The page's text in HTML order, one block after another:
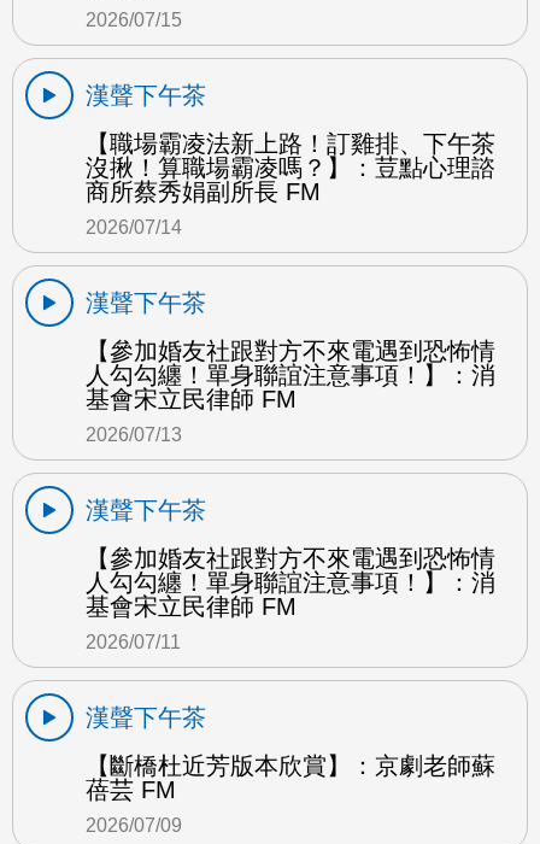
2026/07/15
漢聲下午茶
【職場霸凌法新上路！訂雞排、下午茶
沒揪！算職場霸凌嗎？】：荳點心理諮
商所蔡秀娟副所長 FM
2026/07/14
漢聲下午茶
【參加婚友社跟對方不來電遇到恐怖情
人勾勾纏！單身聯誼注意事項！】：消
基會宋立民律師 FM
2026/07/13
漢聲下午茶
【參加婚友社跟對方不來電遇到恐怖情
人勾勾纏！單身聯誼注意事項！】：消
基會宋立民律師 FM
2026/07/11
漢聲下午茶
【斷橋杜近芳版本欣賞】：京劇老師蘇
蓓芸 FM
2026/07/09